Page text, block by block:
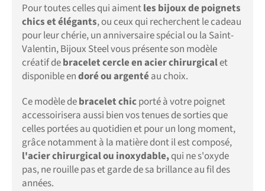
Pour toutes celles qui aimentles bijoux de poignets
chics et élégants, ou ceux qui recherchent le cadeau
pour leur chérie, un anniversaire spécial ou la Saint-
Valentin, Bijoux Steel vous présente son modèle
créatif debracelet cercle en acier chirurgicalet
disponible endoré ou argenté au choix.
Ce modèle debracelet chicporté à votre poignet
accessoirisera aussi bien vos tenues de sorties que
celles portées au quotidien et pour un long moment,
grâce notamment à la matière dont il est composé,
l'acier chirurgical ou inoxydable,qui ne s'oxyde
pas, ne rouille pas et garde de sa brillance au fil des
années.